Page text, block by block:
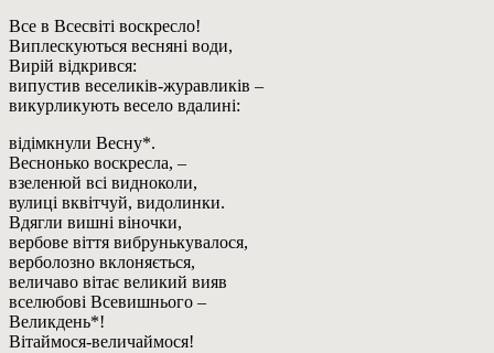
Все в Всесвіті воскресло!
Виплескуються весняні води,
Вирій відкрився:
випустив веселиків-журавликів –
викурликують весело вдалині:
відімкнули Весну*.
Веснонько воскресла, –
взеленюй всі видноколи,
вулиці вквітчуй, видолинки.
Вдягли вишні віночки,
вербове віття вибрунькувалося,
верболозно вклоняється,
величаво вітає великий вияв
вселюбові Всевишнього –
Великдень*!
Вітаймося-величаймося!